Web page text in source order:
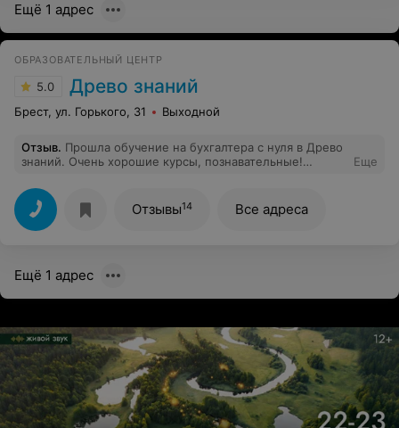
Рекомендую.
Ещё 1 адрес
ОБРАЗОВАТЕЛЬНЫЙ ЦЕНТР
5.0 Древо знаний
Брест, ул. Горького, 31 Выходной
Отзыв. Прошла обучение на бухгалтера с нуля в Древо
знаний. Очень хорошие курсы, познавательные!
преподаватель Ирина Владимировна. Доступно все
объясняет. Рекомендую!
Еще
Отзывы14 Все адреса
Ещё 1 адрес